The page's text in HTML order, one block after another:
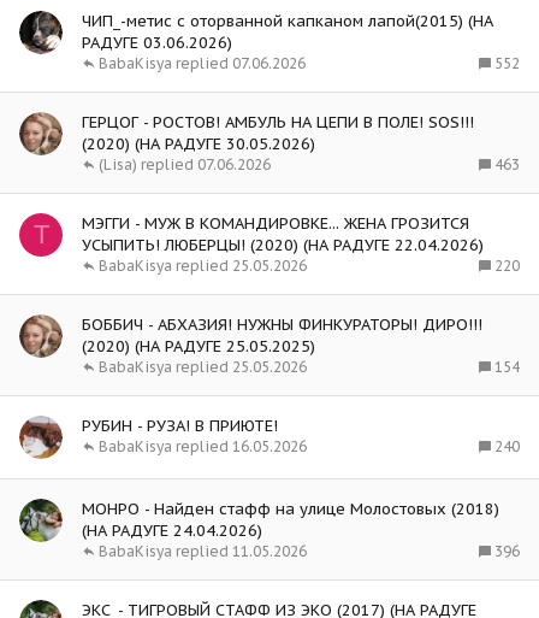
ЧИП_-метис с оторванной капканом лапой(2015) (НА
РАДУГЕ 03.06.2026)
552
07.06.2026
BabaKisya
ГЕРЦОГ - РОСТОВ! АМБУЛЬ НА ЦЕПИ В ПОЛЕ! SOS!!!
(2020) (НА РАДУГЕ 30.05.2026)
463
07.06.2026
(Lisa)
T
МЭГГИ - МУЖ В КОМАНДИРОВКЕ... ЖЕНА ГРОЗИТСЯ
УСЫПИТЬ! ЛЮБЕРЦЫ! (2020) (НА РАДУГЕ 22.04.2026)
220
25.05.2026
BabaKisya
БОББИЧ - АБХАЗИЯ! НУЖНЫ ФИНКУРАТОРЫ! ДИРО!!!
(2020) (НА РАДУГЕ 25.05.2025)
154
25.05.2026
BabaKisya
РУБИН - РУЗА! В ПРИЮТЕ!
240
16.05.2026
BabaKisya
МОНРО - Найден стафф на улице Молостовых (2018)
(НА РАДУГЕ 24.04.2026)
396
11.05.2026
BabaKisya
ЭКС_- ТИГРОВЫЙ СТАФФ ИЗ ЭКО (2017) (НА РАДУГЕ